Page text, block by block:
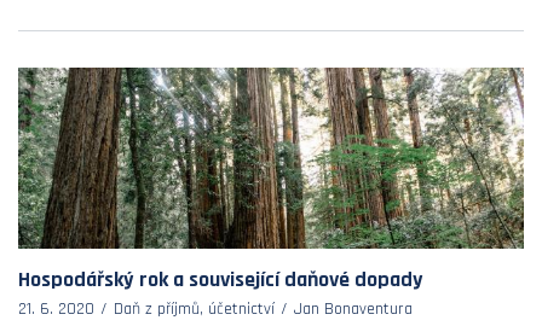
Hospodářský rok a související daňové dopady
21. 6. 2020 Daň z příjmů, účetnictví Jan Bonaventura